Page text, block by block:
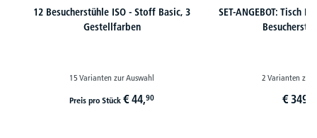
12 Besucherstühle ISO - Stoff Basic, 3
Gestellfarben
15 Varianten zur Auswahl
Preis pro Stück€ 44,90
SET-ANGEBOT: Tisch
2 Varianten zur
€ 349,